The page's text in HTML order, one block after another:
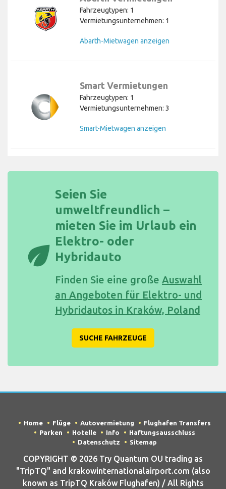
Fahrzeugtypen: 1
Vermietungsunternehmen: 1
Abarth-Mietwagen anzeigen
Smart Vermietungen
Fahrzeugtypen: 1
Vermietungsunternehmen: 3
Smart-Mietwagen anzeigen
eco
Seien Sie
umweltfreundlich –
mieten Sie im Urlaub ein
Elektro- oder
Hybridauto
Finden Sie eine große Auswahl
an Angeboten für Elektro- und
Hybridautos in Kraków, Poland
SUCHE FAHRZEUGE
Home Flüge Autovermietung
Flughafen Transfers
Parken
Hotelle Info
Haftungsausschluss
Datenschutz
Sitemap
COPYRIGHT © 2026 Try Quantum OU trading as
"TripTQ" and krakowinternationalairport.com (also
known as TripTQ Kraków Flughafen) / All Rights